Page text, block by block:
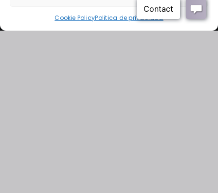
Cookie PolicyPolitica de privacidad